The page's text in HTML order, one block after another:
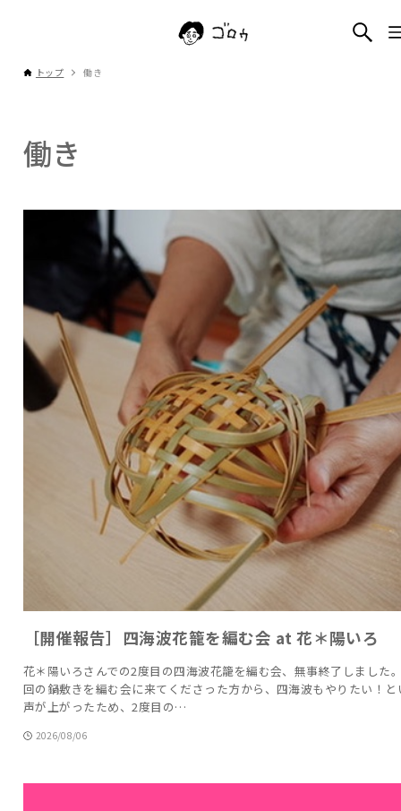
トップ 働き
働き
［開催報告］四海波花籠を編む会 at 花＊陽いろ
花＊陽いろさんでの2度目の四海波花籠を編む会、無事終了しました
回の鍋敷きを編む会に来てくださった方から、四海波もやりたい！と
声が上がったため、2度目の…
2026/08/06